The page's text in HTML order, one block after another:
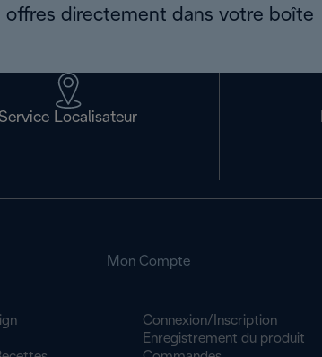
offres directement dans votre boîte
Service Localisateur
Mon Compte
Connexion/Inscription
Enregistrement du produit